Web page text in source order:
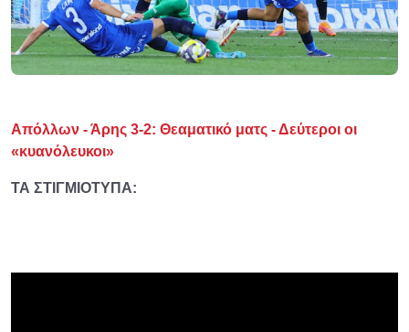
Απόλλων - Άρης 3-2: Θεαματικό ματς - Δεύτεροι οι
«κυανόλευκοι»
ΤΑ ΣΤΙΓΜΙΟΤΥΠΑ: